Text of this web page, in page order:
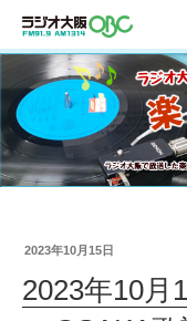
2023年10月15日
2023年10月